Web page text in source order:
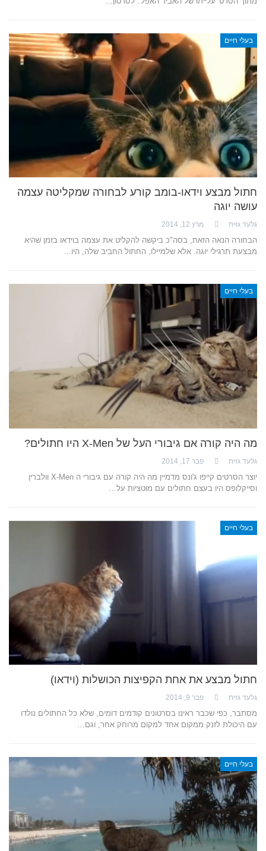
בעלי חיים
חתול מבצע וידאו-בומב קורע לבחורה שמקליטה עצמה
עושה יוגה
גלעד גזית מרץ 12, 2014
הבחורה הנאה הזאת, בסה"כ ביקשה להקליט את עצמה בוידאו בזמן שהיא
מבצעת תרגילי יוגה. אלא שלמיילו, החתול החביב שלה, היו…
בעלי חיים
מה היה קורה אם גיבורי העל של X-Men היו חתולים?
גלעד גזית פבר 17, 2014
יוצר הסרטים קייפו ג'ונס מדמיין מה היה קורה עם גיבורי ה X-Men וולברין
וסייקלופס היו בעצם חתולים עם מוטציות על…
בעלי חיים
חתול מבצע את אחת הקפיצות הכושלות (וידאו)
גלעד גזית פבר 9, 2014
מסתבר, כפי שכבר ראינו בסרטונים קודמים דומים, שלא כל החתולים נולדו
עם היכולת לזנק ממקום אחד למקום מרוחק אחר, וגם…
בעלי חיים